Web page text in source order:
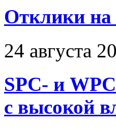
Отклики на
24 августа
SPC- и
с высокой